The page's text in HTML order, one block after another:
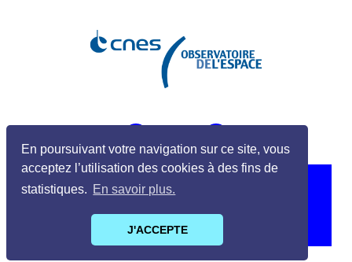
En poursuivant votre navigation sur ce site, vous
acceptez l’utilisation des cookies à des fins de
statistiques. En savoir plus.
J'ACCEPTE